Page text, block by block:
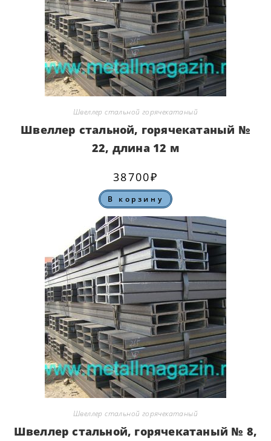
Швеллер стальной горячекатаный
Швеллер стальной, горячекатаный №
22, длина 12 м
38700₽
В корзину
Швеллер стальной горячекатаный
Швеллер стальной, горячекатаный № 8,